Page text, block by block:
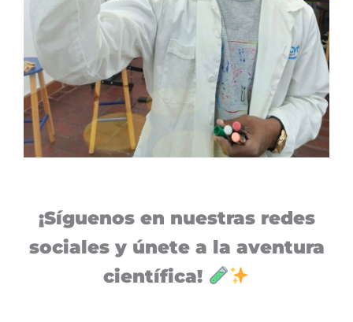
¡Síguenos en nuestras redes
sociales y únete a la aventura
científica!